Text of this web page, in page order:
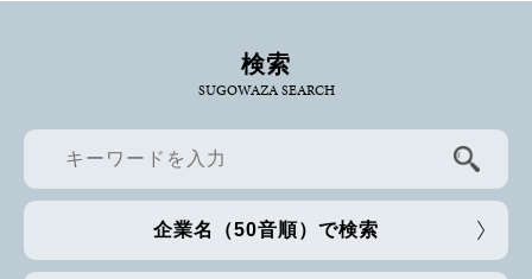
検索
SUGOWAZA SEARCH
企業名（50音順）で検索